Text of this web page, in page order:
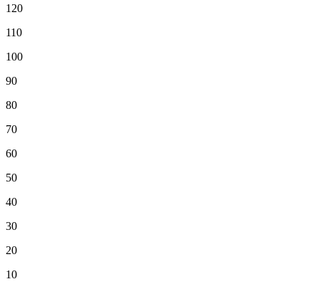
120
110
100
90
80
70
60
50
40
30
20
10